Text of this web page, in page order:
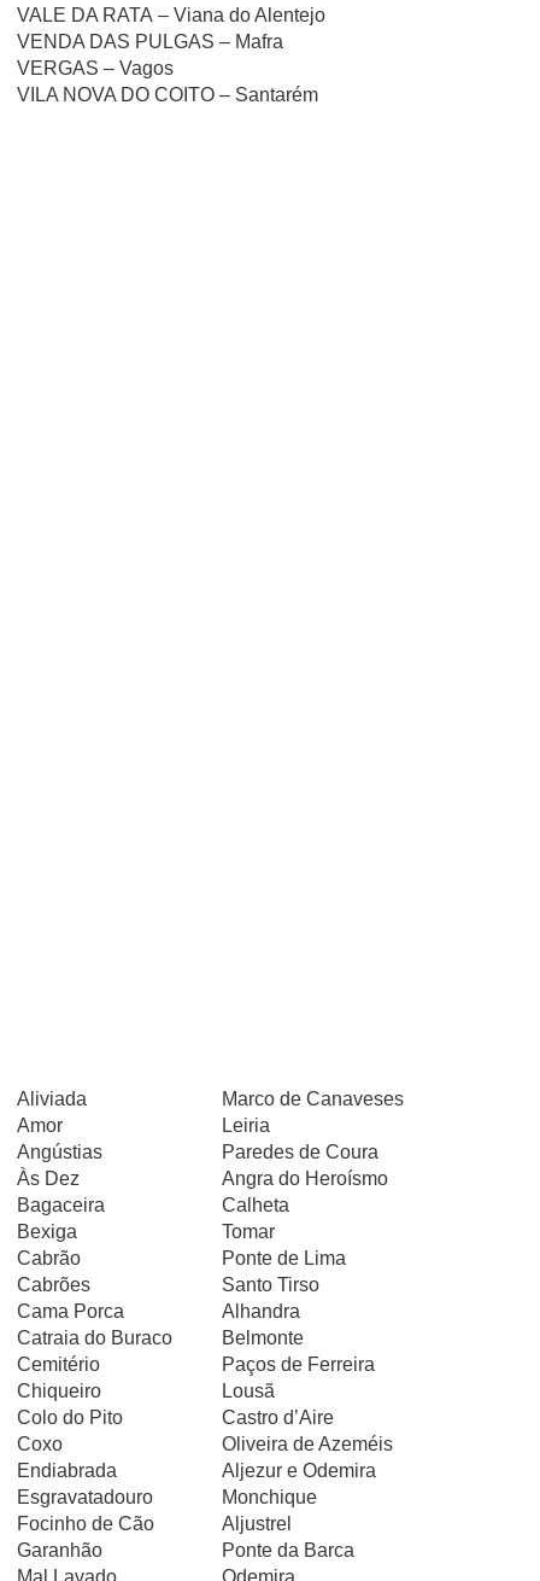
VALE DA RATA – Viana do Alentejo
VENDA DAS PULGAS – Mafra
VERGAS – Vagos
VILA NOVA DO COITO – Santarém
Aliviada
Marco de Canaveses
Amor
Leiria
Angústias
Paredes de Coura
Às Dez
Angra do Heroísmo
Bagaceira
Calheta
Bexiga
Tomar
Cabrão
Ponte de Lima
Cabrões
Santo Tirso
Cama Porca
Alhandra
Catraia do Buraco
Belmonte
Cemitério
Paços de Ferreira
Chiqueiro
Lousã
Colo do Pito
Castro d’Aire
Coxo
Oliveira de Azeméis
Endiabrada
Aljezur e Odemira
Esgravatadouro
Monchique
Focinho de Cão
Aljustrel
Garanhão
Ponte da Barca
Mal Lavado
Odemira